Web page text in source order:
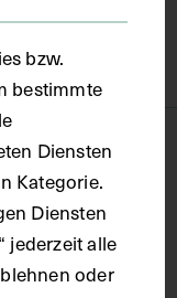
bzw.
bestimmte
Diensten
Kategorie.
Diensten
jederzeit alle
oder